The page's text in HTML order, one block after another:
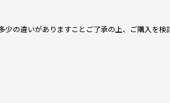
の違いがありますことご了承の上、ご購入を検